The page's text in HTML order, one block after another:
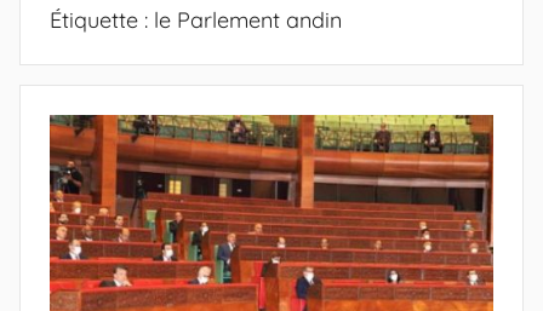
révéléeÉtiquette : le Parlement andin